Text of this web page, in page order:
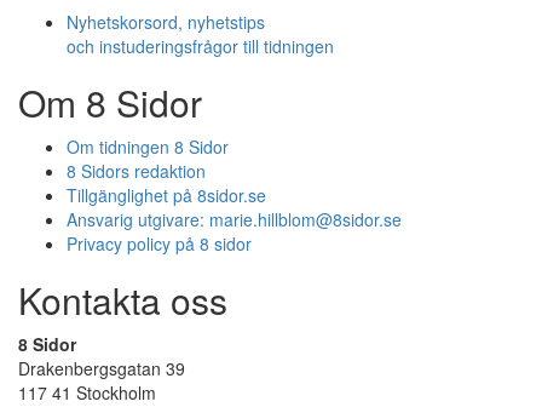
Nyhetskorsord, nyhetstips
och instuderingsfrågor till tidningen
Om 8 Sidor
Om tidningen 8 Sidor
8 Sidors redaktion
Tillgänglighet på 8sidor.se
Ansvarig utgivare: marie.hillblom@8sidor.se
Privacy policy på 8 sidor
Kontakta oss
8 Sidor
Drakenbergsgatan 39
117 41 Stockholm